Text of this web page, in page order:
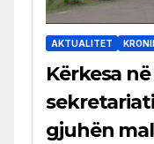
AKTUALITET
Kërkesa
gjuhën